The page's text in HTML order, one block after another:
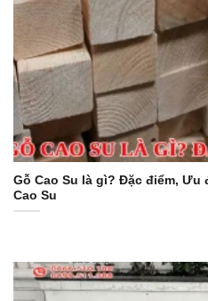
Gỗ Cao Su là gì? Đặc điểm, Ưu
Cao Su